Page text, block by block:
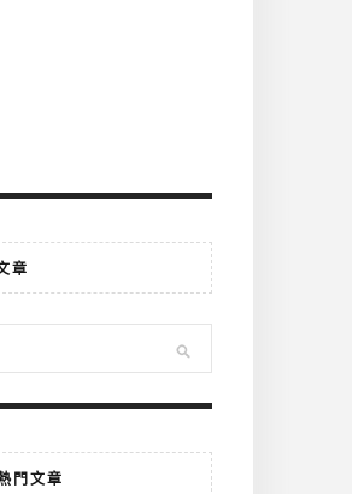
章
門文章